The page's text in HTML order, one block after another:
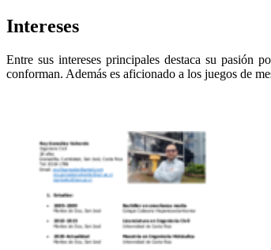
Intereses
Entre sus intereses principales destaca su pasión
conforman. Además es aficionado a los juegos de